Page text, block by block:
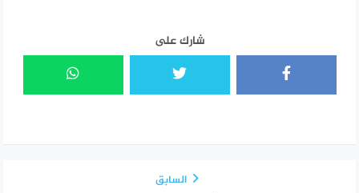
شارك على
السابق